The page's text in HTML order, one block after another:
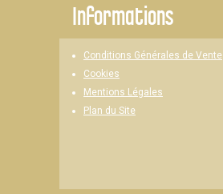
Informations
Conditions Générales de Vente
Cookies
Mentions Légales
Plan du Site